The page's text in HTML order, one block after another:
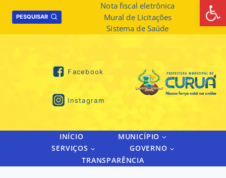
PESQUISAR
Nota fiscal eletrônica
Mural de Licitações
Sistema de Saúde
Facebook
Instagram
INÍCIO
MUNICÍPIO
SERVIÇOS
GOVERNO
TRANSPARÊNCIA